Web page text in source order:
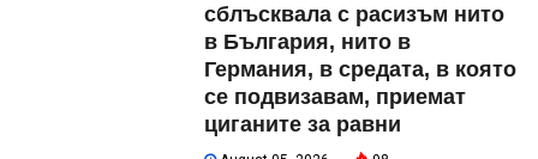
сблъсквала с расизъм нито
в България, нито в
Германия, в средата, в която
се подвизавам, приемат
циганите за равни